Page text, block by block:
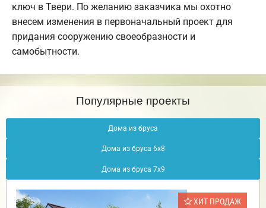
ключ в Твери. По желанию заказчика мы охотно
внесем изменения в первоначальный проект для
придания сооружению своеобразности и
самобытности.
Популярные проекты
Дома из бруса
Дома из бруса 6х8
Дома из бруса 7х9
ХИТ ПРОДАЖ